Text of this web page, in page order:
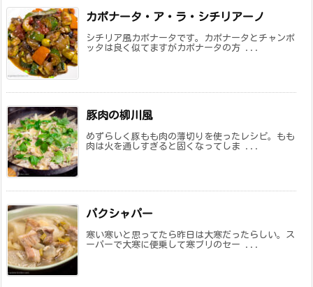
カポナータ・ア・ラ・シチリアーノ
シチリア風カポナータです。カポナータとチャンポ
ッタは良く似てますがカポナータの方 ...
豚肉の柳川風
めずらしく豚もも肉の薄切りを使ったレシピ。もも
肉は火を通しすぎると固くなってしま ...
パクシャパー
寒い寒いと思ってたら昨日は大寒だったらしい。ス
ーパーで大寒に便乗して寒ブリのセー ...